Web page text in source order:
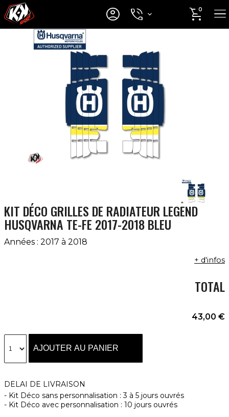
  
0 
KIT DÉCO GRILLES DE RADIATEUR LEGEND
HUSQVARNA TE-FE 2017-2018 BLEU
Années : 2017 à 2018
+ d'infos
TOTAL
43,00 €
AJOUTER AU PANIER
DELAI DE LIVRAISON
Kit Déco sans personnalisation : 3 à 5 jours ouvrés
Kit Déco avec personnalisation : 10 jours ouvrés